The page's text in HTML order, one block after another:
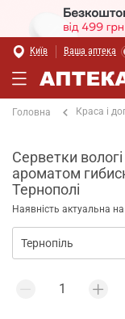
Київ Ваша аптека
Головна Краса і
Серветки
ароматом
Тернополі
Наявність актуальна